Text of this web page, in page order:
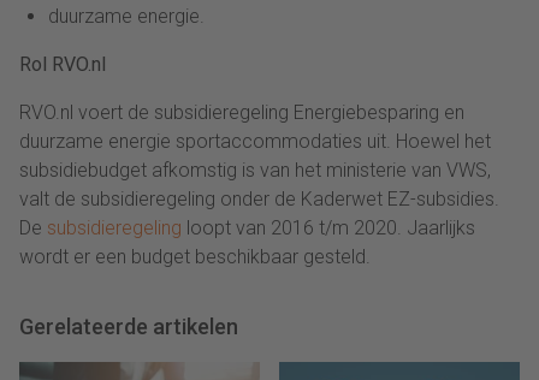
duurzame energie.
Rol RVO.nl
RVO.nl voert de subsidieregeling Energiebesparing en
duurzame energie sportaccommodaties uit. Hoewel het
subsidiebudget afkomstig is van het ministerie van VWS,
valt de subsidieregeling onder de Kaderwet EZ-subsidies.
De subsidieregeling loopt van 2016 t/m 2020. Jaarlijks
wordt er een budget beschikbaar gesteld.
Gerelateerde artikelen